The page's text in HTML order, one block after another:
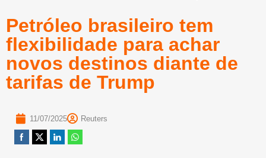
Petróleo brasileiro tem
flexibilidade para achar
novos destinos diante de
tarifas de Trump
11/07/2025 Reuters